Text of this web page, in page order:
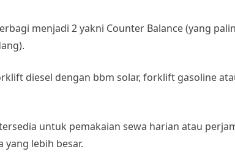
menjadi 2 yakni Counter Balance (yang
diesel dengan bbm solar, forklift gasoline
untuk pemakaian sewa harian atau
yang lebih besar.